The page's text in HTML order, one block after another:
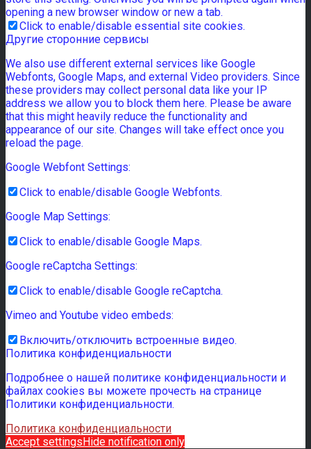
opening a new browser window or new a tab.
Click to enable/disable essential site cookies.
Другие сторонние сервисы
We also use different external services like Google
Webfonts, Google Maps, and external Video providers. Since
these providers may collect personal data like your IP
address we allow you to block them here. Please be aware
that this might heavily reduce the functionality and
appearance of our site. Changes will take effect once you
reload the page.
Google Webfont Settings:
Click to enable/disable Google Webfonts.
Google Map Settings:
Click to enable/disable Google Maps.
Google reCaptcha Settings:
Click to enable/disable Google reCaptcha.
Vimeo and Youtube video embeds:
Включить/отключить встроенные видео.
Политика конфиденциальности
Подробнее о нашей политике конфиденциальности и
файлах cookies вы можете прочесть на странице
Политики конфиденциальности.
Политика конфиденциальности
Accept settingsHide notification only